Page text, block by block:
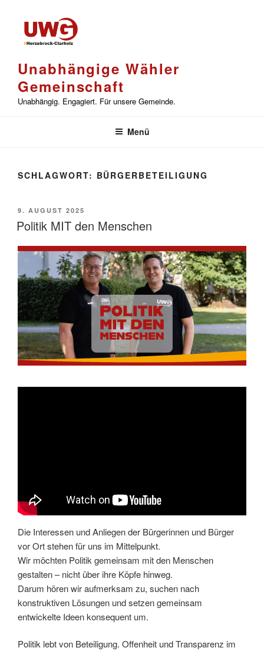
springen
Unabhängige Wähler
Gemeinschaft
Unabhängig. Engagiert. Für unsere Gemeinde.
Menü
SCHLAGWORT: BÜRGERBETEILIGUNG
VERÖFFENTLICHT
AM
9. AUGUST 2025
Politik MIT den Menschen
Die Interessen und Anliegen der Bürgerinnen und Bürger
vor Ort stehen für uns im Mittelpunkt.
Wir möchten Politik gemeinsam mit den Menschen
gestalten – nicht über ihre Köpfe hinweg.
Darum hören wir aufmerksam zu, suchen nach
konstruktiven Lösungen und setzen gemeinsam
entwickelte Ideen konsequent um.
Politik lebt von Beteiligung. Offenheit und Transparenz im